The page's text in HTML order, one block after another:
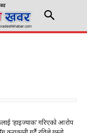
‘हाइज्याक’ गरिएको आरोप